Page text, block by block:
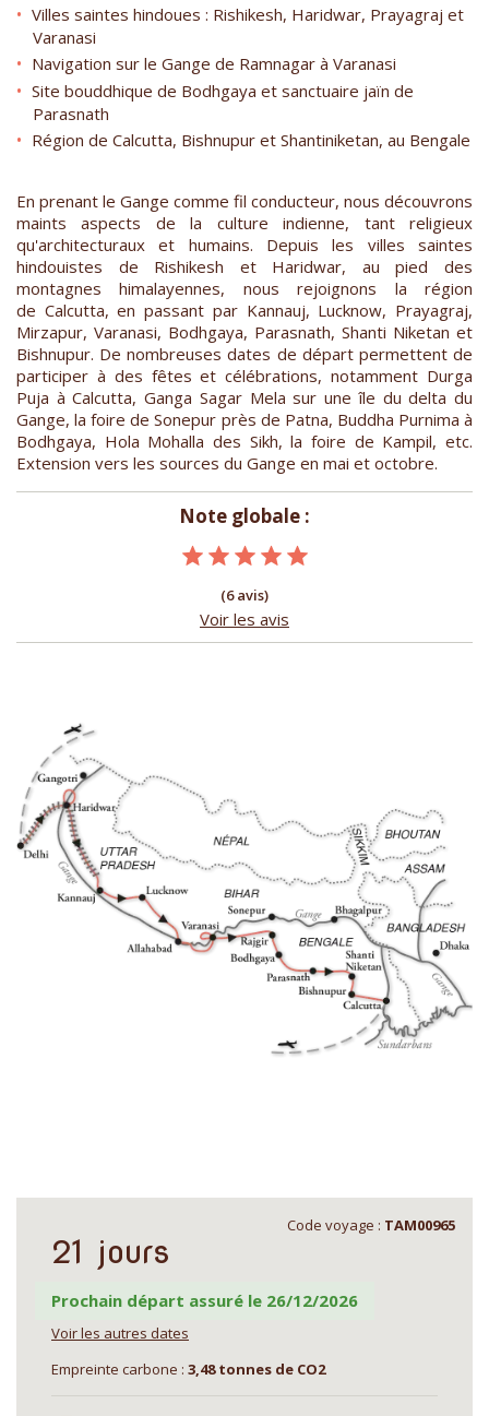
Villes saintes hindoues : Rishikesh, Haridwar, Prayagraj et
Varanasi
Navigation sur le Gange de Ramnagar à Varanasi
Site bouddhique de Bodhgaya et sanctuaire jaïn de
Parasnath
Région de Calcutta, Bishnupur et Shantiniketan, au Bengale
En prenant le Gange comme fil conducteur, nous découvrons
maints aspects de la culture indienne, tant religieux
qu'architecturaux et humains. Depuis les villes saintes
hindouistes de Rishikesh et Haridwar, au pied des
montagnes himalayennes, nous rejoignons la région
de Calcutta, en passant par Kannauj, Lucknow, Prayagraj,
Mirzapur, Varanasi, Bodhgaya, Parasnath, Shanti Niketan et
Bishnupur. De nombreuses dates de départ permettent de
participer à des fêtes et célébrations, notamment Durga
Puja à Calcutta, Ganga Sagar Mela sur une île du delta du
Gange, la foire de Sonepur près de Patna, Buddha Purnima à
Bodhgaya, Hola Mohalla des Sikh, la foire de Kampil, etc.
Extension vers les sources du Gange en mai et octobre.
Note globale :
(6 avis)
Voir les avis
Code voyage : TAM00965
21 jours
Prochain départ assuré le 26/12/2026
Voir les autres dates
Empreinte carbone : 3,48 tonnes de CO2